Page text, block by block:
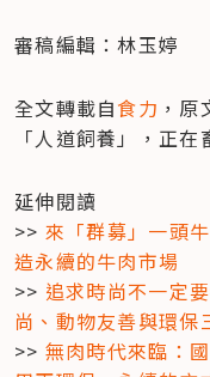
審稿編輯：林玉婷
全文轉載自食力 ，
「人道飼養」，正在
延伸閱讀
>> 來「群募」一頭
造永續的牛肉市場
>> 追求時尚不一定
尚、動物友善與環保
>> 無肉時代來臨：